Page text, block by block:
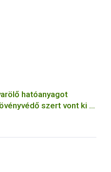
hatóanyagot
szert vont ki a